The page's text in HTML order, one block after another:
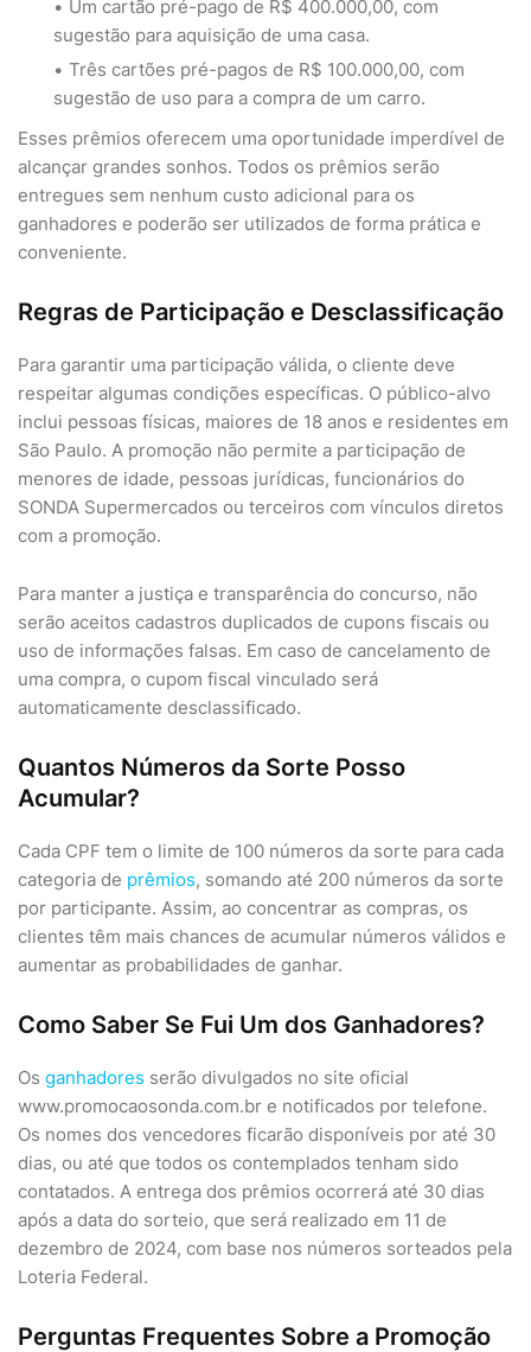
Um cartão pré-pago de R$ 400.000,00, com
sugestão para aquisição de uma casa.
Três cartões pré-pagos de R$ 100.000,00, com
sugestão de uso para a compra de um carro.
Esses prêmios oferecem uma oportunidade imperdível de
alcançar grandes sonhos. Todos os prêmios serão
entregues sem nenhum custo adicional para os
ganhadores e poderão ser utilizados de forma prática e
conveniente.
Regras de Participação e Desclassificação
Para garantir uma participação válida, o cliente deve
respeitar algumas condições específicas. O público-alvo
inclui pessoas físicas, maiores de 18 anos e residentes em
São Paulo. A promoção não permite a participação de
menores de idade, pessoas jurídicas, funcionários do
SONDA Supermercados ou terceiros com vínculos diretos
com a promoção.
Para manter a justiça e transparência do concurso, não
serão aceitos cadastros duplicados de cupons fiscais ou
uso de informações falsas. Em caso de cancelamento de
uma compra, o cupom fiscal vinculado será
automaticamente desclassificado.
Quantos Números da Sorte Posso
Acumular?
Cada CPF tem o limite de 100 números da sorte para cada
categoria de prêmios, somando até 200 números da sorte
por participante. Assim, ao concentrar as compras, os
clientes têm mais chances de acumular números válidos e
aumentar as probabilidades de ganhar.
Como Saber Se Fui Um dos Ganhadores?
Os ganhadores serão divulgados no site oficial
www.promocaosonda.com.br e notificados por telefone.
Os nomes dos vencedores ficarão disponíveis por até 30
dias, ou até que todos os contemplados tenham sido
contatados. A entrega dos prêmios ocorrerá até 30 dias
após a data do sorteio, que será realizado em 11 de
dezembro de 2024, com base nos números sorteados pela
Loteria Federal.
Perguntas Frequentes Sobre a Promoção